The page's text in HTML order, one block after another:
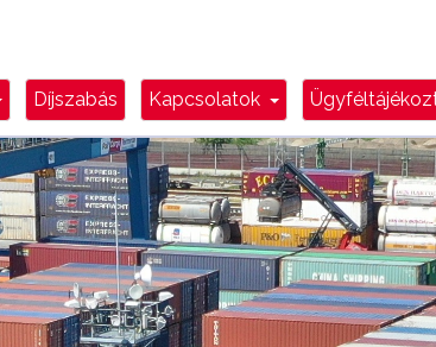
Dropdown Toggle
Díjszabás Kapcsolatok Dropdown